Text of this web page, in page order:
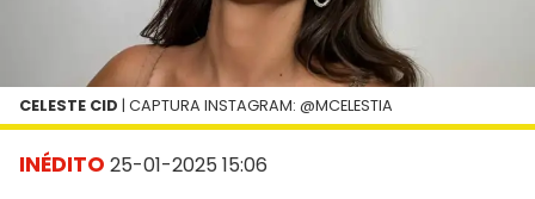
INÉDITO 25-01-2025 15:06
CELESTE CID | CAPTURA INSTAGRAM: @MCELESTIA